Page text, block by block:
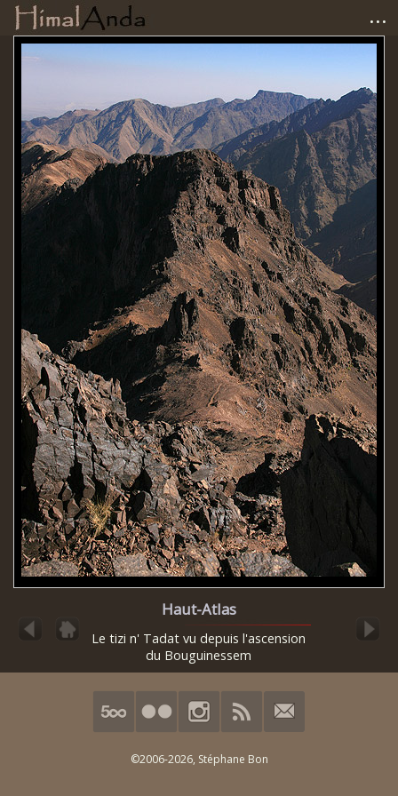
...
Accueil
Photographies
Carnets de voyage
Matériel
Avis et tests
Liens
Haut-Atlas
Le tizi n' Tadat vu depuis l'ascension
du Bouguinessem
©2006-2026, Stéphane Bon